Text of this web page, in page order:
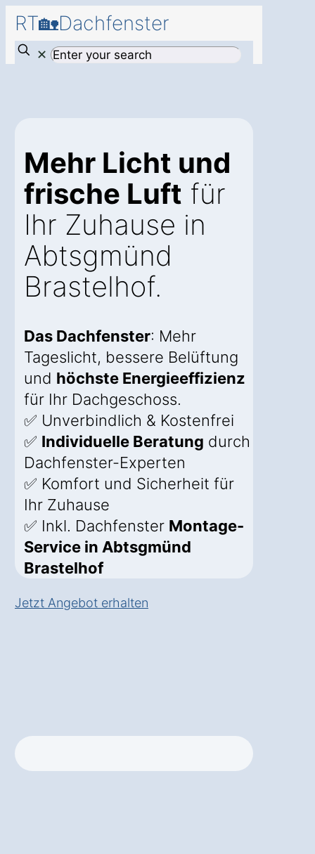
RT🏡Dachfenster
✕
Mehr Licht und
frische Luft für
Ihr Zuhause in
Abtsgmünd
Brastelhof.
Das Dachfenster: Mehr
Tageslicht, bessere Belüftung
und höchste Energieeffizienz
für Ihr Dachgeschoss.
✅ Unverbindlich & Kostenfrei
✅ Individuelle Beratung durch
Dachfenster-Experten
✅ Komfort und Sicherheit für
Ihr Zuhause
✅ Inkl. Dachfenster Montage-
Service in Abtsgmünd
Brastelhof
Jetzt Angebot erhalten